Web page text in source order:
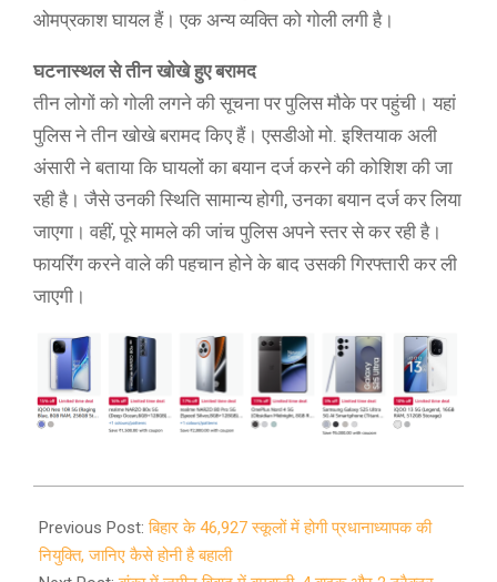
ओमप्रकाश घायल हैं। एक अन्य व्यक्ति को गोली लगी है।
घटनास्थल से तीन खोखे हुए बरामद
तीन लोगों को गोली लगने की सूचना पर पुलिस मौके पर पहुंची। यहां
पुलिस ने तीन खोखे बरामद किए हैं। एसडीओ मो. इश्तियाक अली
अंसारी ने बताया कि घायलों का बयान दर्ज करने की कोशिश की जा
रही है। जैसे उनकी स्थिति सामान्य होगी, उनका बयान दर्ज कर लिया
जाएगा। वहीं, पूरे मामले की जांच पुलिस अपने स्तर से कर रही है।
फायरिंग करने वाले की पहचान होने के बाद उसकी गिरफ्तारी कर ली
जाएगी।
12-
31
Previous Post:बिहार के 46,927 स्कूलों में होगी प्रधानाध्यापक की
नियुक्ति, जानिए कैसे होनी है बहाली